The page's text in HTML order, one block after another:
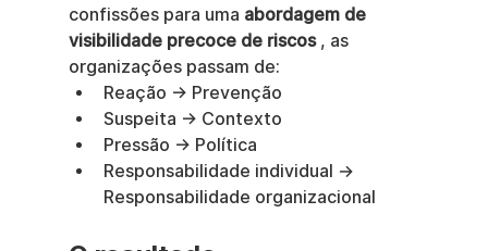
confissões para uma abordagem de
visibilidade precoce de riscos , as
organizações passam de:
Reação → Prevenção
Suspeita → Contexto
Pressão → Política
Responsabilidade individual →
Responsabilidade organizacional